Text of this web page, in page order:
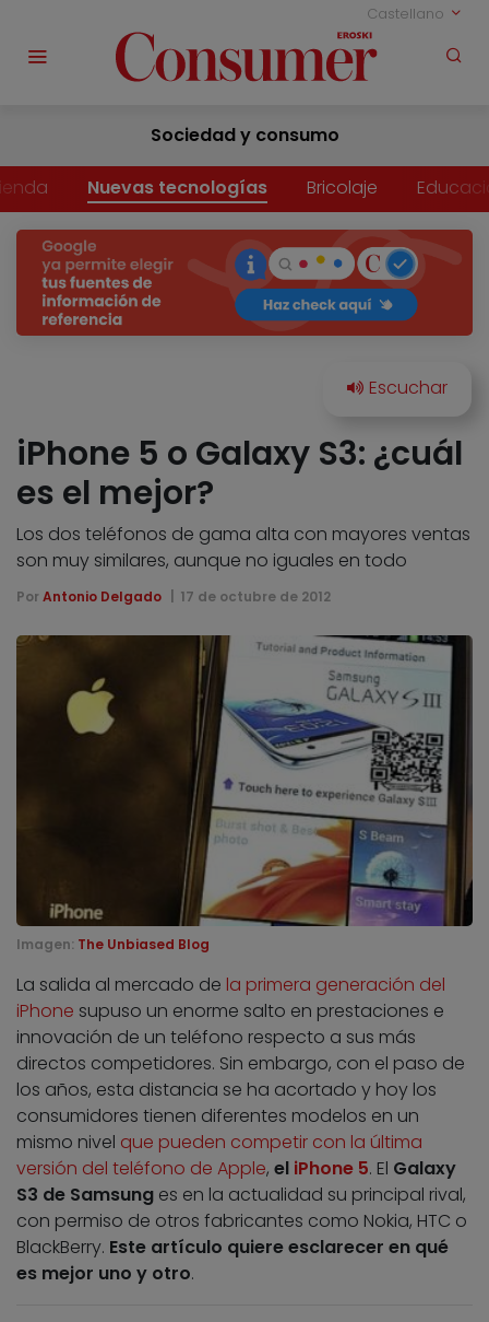
Castellano
Sociedad y consumo
Nuevas tecnologías Bricolaje
iPhone 5 o Galaxy S3: ¿cuál
es el mejor?
Los dos teléfonos de gama alta con mayores ventas
son muy similares, aunque no iguales en todo
Por Antonio Delgado 17 de octubre de 2012
Imagen: The Unbiased Blog
La salida al mercado de la primera generación del
iPhone supuso un enorme salto en prestaciones e
innovación de un teléfono respecto a sus más
directos competidores. Sin embargo, con el paso de
los años, esta distancia se ha acortado y hoy los
consumidores tienen diferentes modelos en un
mismo nivel que pueden competir con la última
versión del teléfono de Apple, el iPhone 5. El Galaxy
S3 de Samsung es en la actualidad su principal rival,
con permiso de otros fabricantes como Nokia, HTC o
BlackBerry. Este artículo quiere esclarecer en qué
es mejor uno y otro.